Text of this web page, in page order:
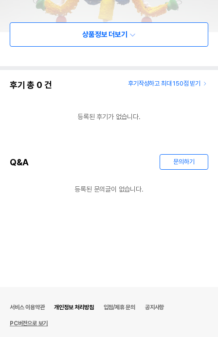
상품정보 더보기
후기 총 0 건 후기작성하고 최대 150점 받기
등록된 후기가 없습니다.
Q&A 문의하기
등록된 문의글이 없습니다.
서비스 이용약관 개인정보 처리방침 입점/제휴 문의 공지사항
PC버전으로 보기